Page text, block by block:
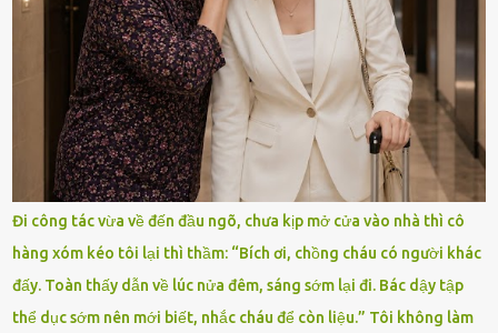
Đi công tác vừa về đến đầu ngõ, chưa kịp mở cửa vào nhà thì cô
hàng xóm kéo tôi lại thì thầm: “Bích ơi, chồng cháu có người khác
đấy. Toàn thấy dẫn về lúc nửa đêm, sáng sớm lại đi. Bác dậy tập
thể dục sớm nên mới biết, nhắc cháu để còn liệu.” Tôi không làm